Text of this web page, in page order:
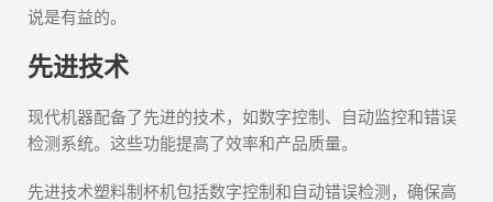
说是有益的。
先进技术
现代机器配备了先进的技术，如数字控制、自动监控和错误
检测系统。这些功能提高了效率和产品质量。
先进技术塑料制杯机包括数字控制和自动错误检测，确保高